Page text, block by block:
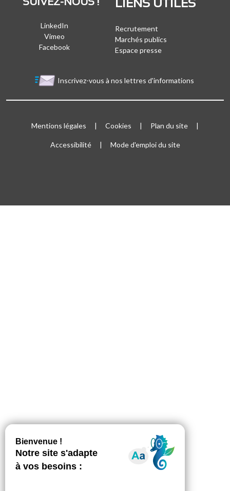
LinkedIn
Vimeo
Facebook
LIENS UTILES
Recrutement
Marchés publics
Espace presse
Inscrivez-vous à nos lettres d'informations
Mentions légales Cookies Plan du site
Accessibilité Mode d'emploi du site